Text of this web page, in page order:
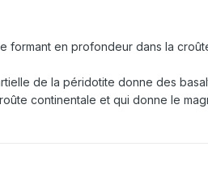
formant en profondeur dans la
de la péridotite donne des
continentale et qui donne le